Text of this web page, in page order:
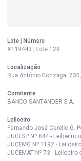
Lote | Número
X119443 | Lote 129
Localização
Rua Antônio Gonzaga,
Comitente
BANCO SANTANDER S.A.
Leiloeiro
Fernando José Cerello G.
JUCESP Nº 844 - Leiloeiro
JUCEMG Nº 1192 -
JUCEMAT Nº 73 -